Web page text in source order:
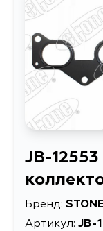
JB-
Бренд: STONE
Артикул: JB-